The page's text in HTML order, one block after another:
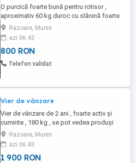
O purcică foarte bună pentru rotisor ,
aproximativ 60 kg duroc cu slănină foarte
subțire și o carne cu un gust deosebit
Razoare, Mures
azi 06:43
800 RON
Telefon validat
Vier de vânzare
Vier de vânzare de 2 ani , foarte activ și
cuminte , 180 kg , se pot vedea produși
din elRazoare, Mures
azi 06:43
1 900 RON